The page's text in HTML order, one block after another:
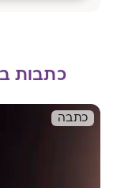
כתבות
כתבה